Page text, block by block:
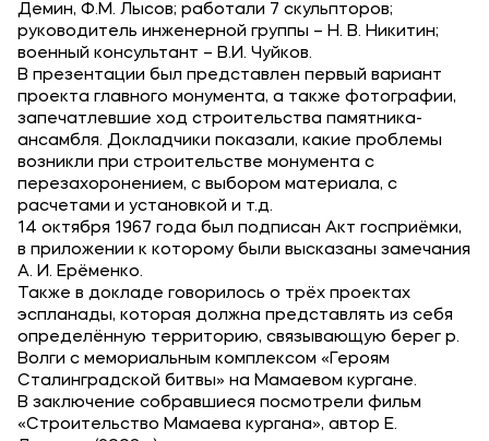
Демин, Ф.М. Лысов; работали 7 скульпторов;
руководитель инженерной группы – Н. В. Никитин;
военный консультант – В.И. Чуйков.
В презентации был представлен первый вариант
проекта главного монумента, а также фотографии,
запечатлевшие ход строительства памятника-
ансамбля. Докладчики показали, какие проблемы
возникли при строительстве монумента с
перезахоронением, с выбором материала, с
расчетами и установкой и т.д.
14 октября 1967 года был подписан Акт госприёмки,
в приложении к которому были высказаны замечания
А. И. Ерёменко.
Также в докладе говорилось о трёх проектах
эспланады, которая должна представлять из себя
определённую территорию, связывающую берег р.
Волги с мемориальным комплексом «Героям
Сталинградской битвы» на Мамаевом кургане.
В заключение собравшиеся посмотрели фильм
«Строительство Мамаева кургана», автор Е.